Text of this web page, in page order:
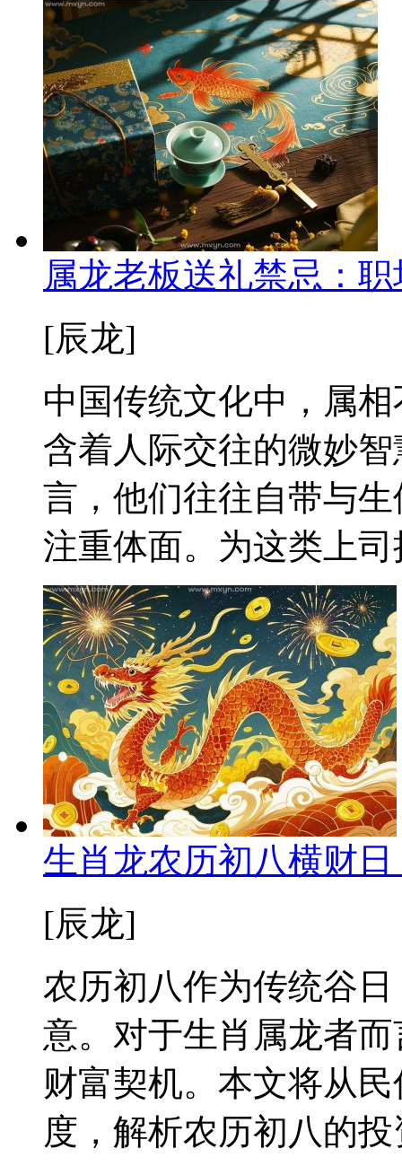
属龙老板送礼禁忌：
[辰龙]
中国传统文化中，属
含着人际交往的微妙
言，他们往往自带与
注重体面。为这类上
生肖龙农历初八横财
[辰龙]
农历初八作为传统谷
意。对于生肖属龙者
财富契机。本文将从
度，解析农历初八的